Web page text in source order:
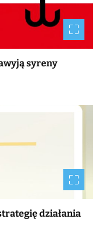
syreny
działania